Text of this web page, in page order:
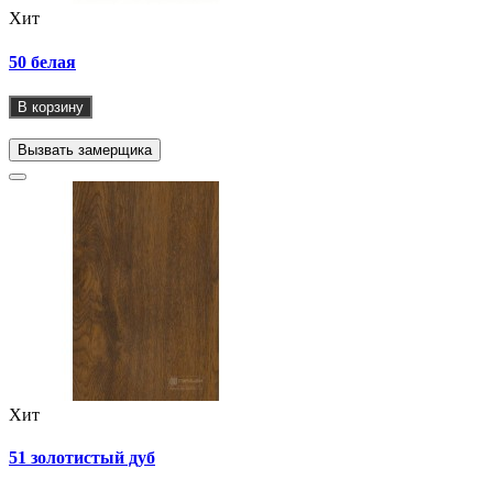
Хит
50 белая
В корзину
Вызвать замерщика
Хит
51 золотистый дуб